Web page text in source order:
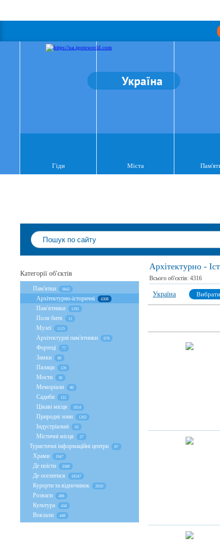
Україна
Гіди Міста
Архітектурно -
Всього об'єктів: 4316
Україна Вибрати
Категорії об'єктів
Пам'ятки 5642
Архітектурно-історичні 4308
Пам'ятники 1191
Поля битв 11
Музеї 1115
Архітектурні пам'ятники 676
Фортеці 77
Замки 80
Палаци 126
Мости 36
Меморіали 90
Садиби 131
Цікаві місця 1014
Природні зони 1263
Індустріальні 63
Містичні місця 27
Туристичні інформаційні центри 67
Храми 1947
Де поїсти 3589
Де оселитися 10247
Курорти та відпочинок 2010
Розваги 496
Культура 434
Вокзали 449